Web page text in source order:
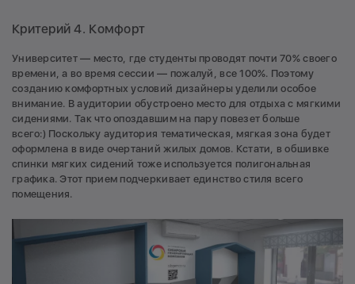
Критерий 4. Комфорт
Университет — место, где студенты проводят почти 70% своего
времени, а во время сессии — пожалуй, все 100%. Поэтому
созданию комфортных условий дизайнеры уделили особое
внимание. В аудитории обустроено место для отдыха с мягкими
сидениями. Так что опоздавшим на пару повезет больше
всего:) Поскольку аудитория тематическая, мягкая зона будет
оформлена в виде очертаний жилых домов. Кстати, в обшивке
спинки мягких сидений тоже используется полигональная
графика. Этот прием подчеркивает единство стиля всего
помещения.